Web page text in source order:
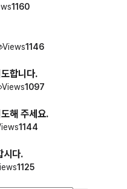
1160
Views1146
합니다.
Views1097
해 주세요.
1144
시다.
1125